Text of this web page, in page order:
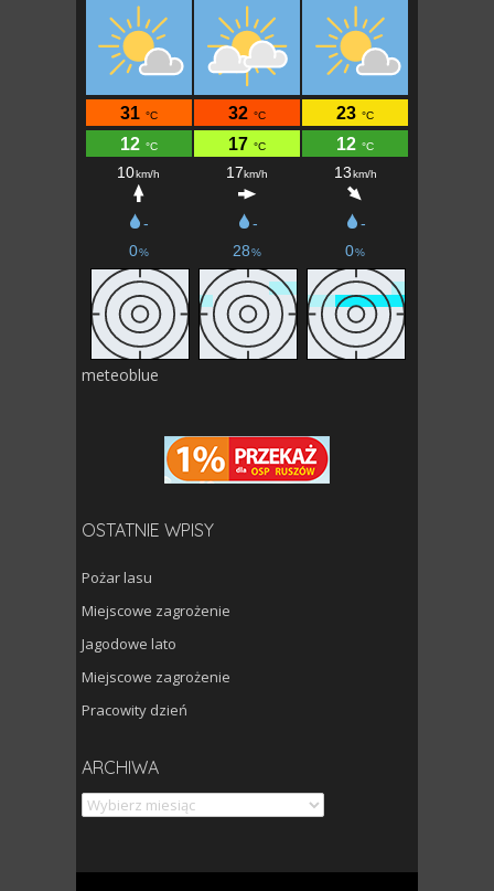
meteoblue
OSTATNIE WPISY
Pożar lasu
Miejscowe zagrożenie
Jagodowe lato
Miejscowe zagrożenie
Pracowity dzień
ARCHIWA
Archiwa